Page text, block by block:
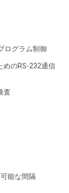
ログラム制御
めのRS-232通信
査
能な間隔